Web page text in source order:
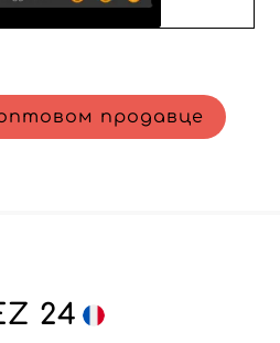
продавце
24